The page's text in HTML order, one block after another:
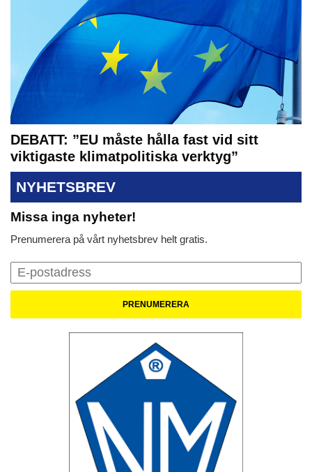
DEBATT: ”EU måste hålla fast vid sitt
viktigaste klimatpolitiska verktyg”
NYHETSBREV
Missa inga nyheter!
Prenumerera på vårt nyhetsbrev helt gratis.